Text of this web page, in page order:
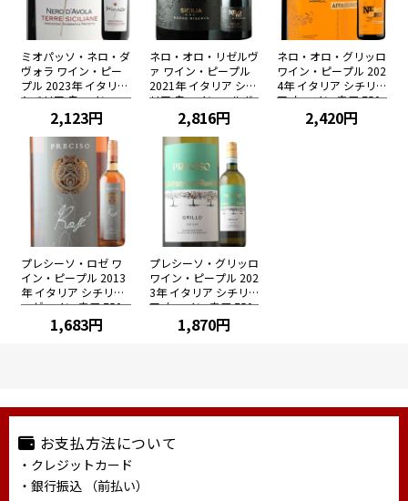
ミオパッソ・ネロ・ダ
ヴォラ ワイン・ピー
プル 2023年 イタリア
シチリア 赤ワイン フ
ルボディ 750ml
2,123円
ネロ・オロ・リゼルヴ
ァ ワイン・ピープル
2021年 イタリア シチ
リア 赤ワイン フルボ
ディ 750ml
2,816円
ネロ・オロ・グリッロ
ワイン・ピープル 202
4年 イタリア シチリ
ア 白ワイン 辛口 750
2,420円
プレシーソ・ロゼ ワ
イン・ピープル 2013
年 イタリア シチリア
ロゼワイン 辛口 750
1,683円
プレシーソ・グリッロ
ワイン・ピープル 202
3年 イタリア シチリ
ア 白ワイン 辛口 750
1,870円
お支払方法について
・クレジットカード
・銀行振込 （前払い）